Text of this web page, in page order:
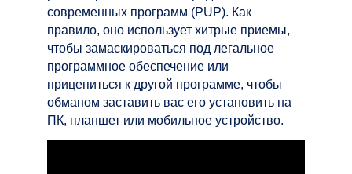
современных программ (PUP). Как
правило, оно использует хитрые приемы,
чтобы замаскироваться под легальное
программное обеспечение или
прицепиться к другой программе, чтобы
обманом заставить вас его установить на
ПК, планшет или мобильное устройство.